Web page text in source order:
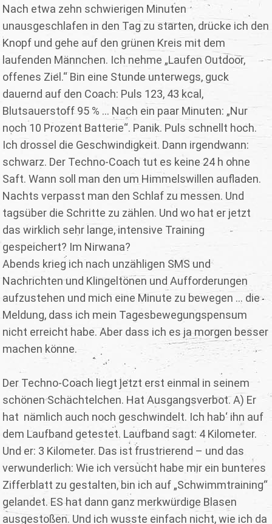
Nach etwa zehn schwierigen Minuten
unausgeschlafen in den Tag zu starten, drücke ich den
Knopf und gehe auf den grünen Kreis mit dem
laufenden Männchen. Ich nehme „Laufen Outdoor,
offenes Ziel.“ Bin eine Stunde unterwegs, guck
dauernd auf den Coach: Puls 123, 43 kcal,
Blutsauerstoff 95 % ... Nach ein paar Minuten: „Nur
noch 10 Prozent Batterie“. Panik. Puls schnellt hoch.
Ich drossel die Geschwindigkeit. Dann irgendwann:
schwarz. Der Techno-Coach tut es keine 24 h ohne
Saft. Wann soll man den um Himmelswillen aufladen.
Nachts verpasst man den Schlaf zu messen. Und
tagsüber die Schritte zu zählen. Und wo hat er jetzt
das wirklich sehr lange, intensive Training
gespeichert? Im Nirwana?
Abends krieg ich nach unzähligen SMS und
Nachrichten und Klingeltönen und Aufforderungen
aufzustehen und mich eine Minute zu bewegen ... die
Meldung, dass ich mein Tagesbewegungspensum
nicht erreicht habe. Aber dass ich es ja morgen besser
machen könne.
Der Techno-Coach liegt jetzt erst einmal in seinem
schönen Schächtelchen. Hat Ausgangsverbot. A) Er
hat nämlich auch noch geschwindelt. Ich hab‘ ihn auf
dem Laufband getestet. Laufband sagt: 4 Kilometer.
Und er: 3 Kilometer. Das ist frustrierend – und das
verwunderlich: Wie ich versucht habe mir ein bunteres
Zifferblatt zu gestalten, bin ich auf „Schwimmtraining“
gelandet. ES hat dann ganz merkwürdige Blasen
ausgestoßen. Und ich wusste einfach nicht, wie ich da